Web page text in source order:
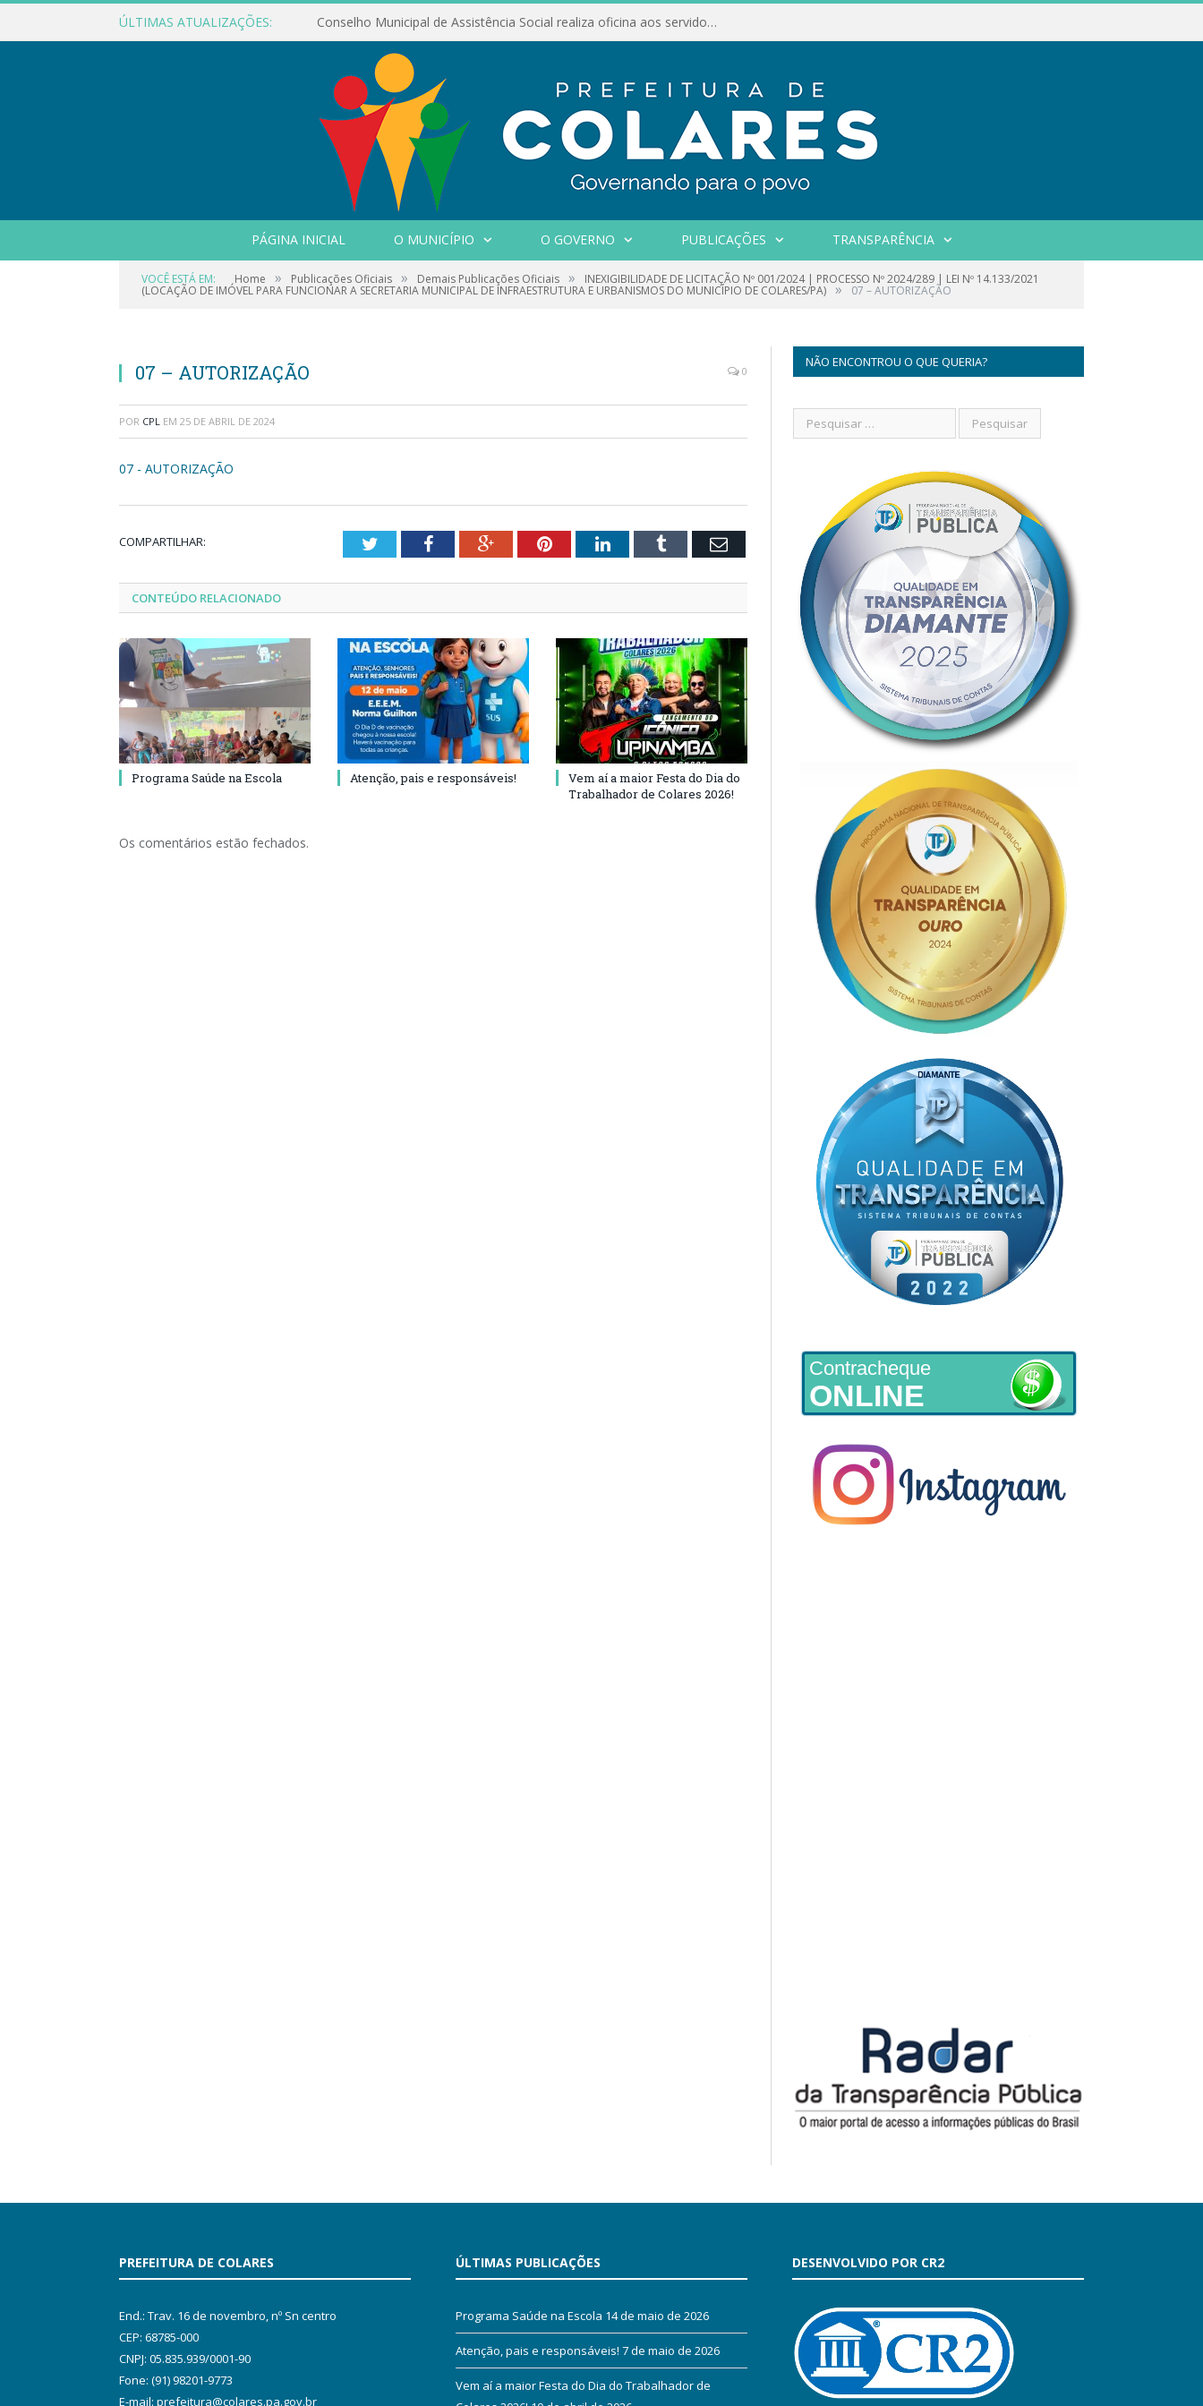
ÚLTIMAS ATUALIZAÇÕES: Conselho Municipal de Assistência Social realiza oficina aos servidores
PÁGINA INICIAL O MUNICÍPIO O GOVERNO PUBLICAÇÕES TRANSPARÊNCIA
VOCÊ ESTÁ EM: Home » Publicações Oficiais » Demais Publicações Oficiais » INEXIGIBILIDADE DE LICITAÇÃO Nº 001/2024 | PROCESSO Nº 2024/289 | LEI Nº 14.133/2021
(LOCAÇÃO DE IMÓVEL PARA FUNCIONAR A SECRETARIA MUNICIPAL DE INFRAESTRUTURA E URBANISMOS DO MUNICÍPIO DE COLARES/PA) » 07 – AUTORIZAÇÃO
07 – AUTORIZAÇÃO 0
POR CPL EM 25 DE ABRIL DE 2024
07 - AUTORIZAÇÃO
COMPARTILHAR: TwitterFacebookGoogle+PinterestLinkedInTumblr Email
CONTEÚDO RELACIONADO
Programa Saúde na Escola Atenção, pais e responsáveis!
Vem aí a maior Festa do Dia do
Trabalhador de Colares 2026!
Os comentários estão fechados.
NÃO ENCONTROU O QUE QUERIA?
Contracheque
ONLINE
PREFEITURA DE COLARES
End.: Trav. 16 de novembro, nº Sn centro
CEP: 68785-000
CNPJ: 05.835.939/0001-90
Fone: (91) 98201-9773
E-mail: prefeitura@colares.pa.gov.br
ÚLTIMAS PUBLICAÇÕES
Programa Saúde na Escola 14 de maio de 2026
Atenção, pais e responsáveis! 7 de maio de 2026
Vem aí a maior Festa do Dia do Trabalhador de
DESENVOLVIDO POR CR2